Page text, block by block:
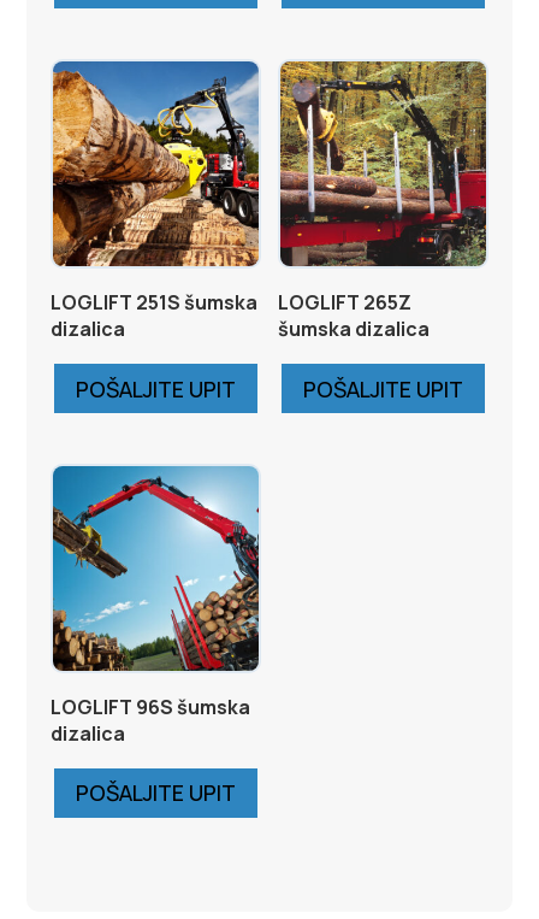
LOGLIFT 251S šumska
dizalica
POŠALJITE UPIT
LOGLIFT 265Z
šumska dizalica
POŠALJITE UPIT
LOGLIFT 96S šumska
dizalica
POŠALJITE UPIT